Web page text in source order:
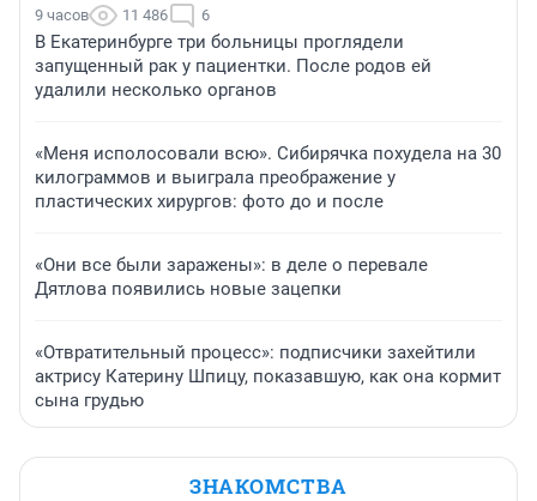
9 часов 11 486 6
В Екатеринбурге три больницы проглядели
запущенный рак у пациентки. После родов ей
удалили несколько органов
«Меня исполосовали всю». Сибирячка похудела на 30
килограммов и выиграла преображение у
пластических хирургов: фото до и после
«Они все были заражены»: в деле о перевале
Дятлова появились новые зацепки
«Отвратительный процесс»: подписчики захейтили
актрису Катерину Шпицу, показавшую, как она кормит
сына грудью
ЗНАКОМСТВА